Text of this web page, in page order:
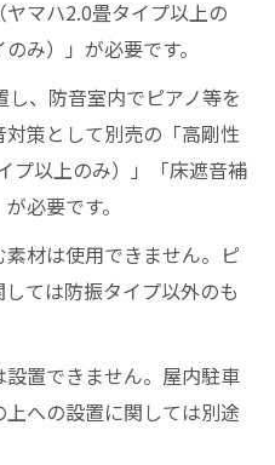
マハ2.0畳タイプ以上の
み）」が必要です。
、防音室内でピアノ等を
策として別売の「高剛性
プ以上のみ）」「床遮音補
必要です。
材は使用できません。ピ
ては防振タイプ以外のも
置できません。屋内駐車
への設置に関しては別途